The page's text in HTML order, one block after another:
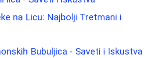
na Licu: Najbolji Tretmani i
Bubuljica - Saveti i Iskustva